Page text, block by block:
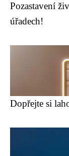
Pozastavení
úřadech!
Dopřejte si